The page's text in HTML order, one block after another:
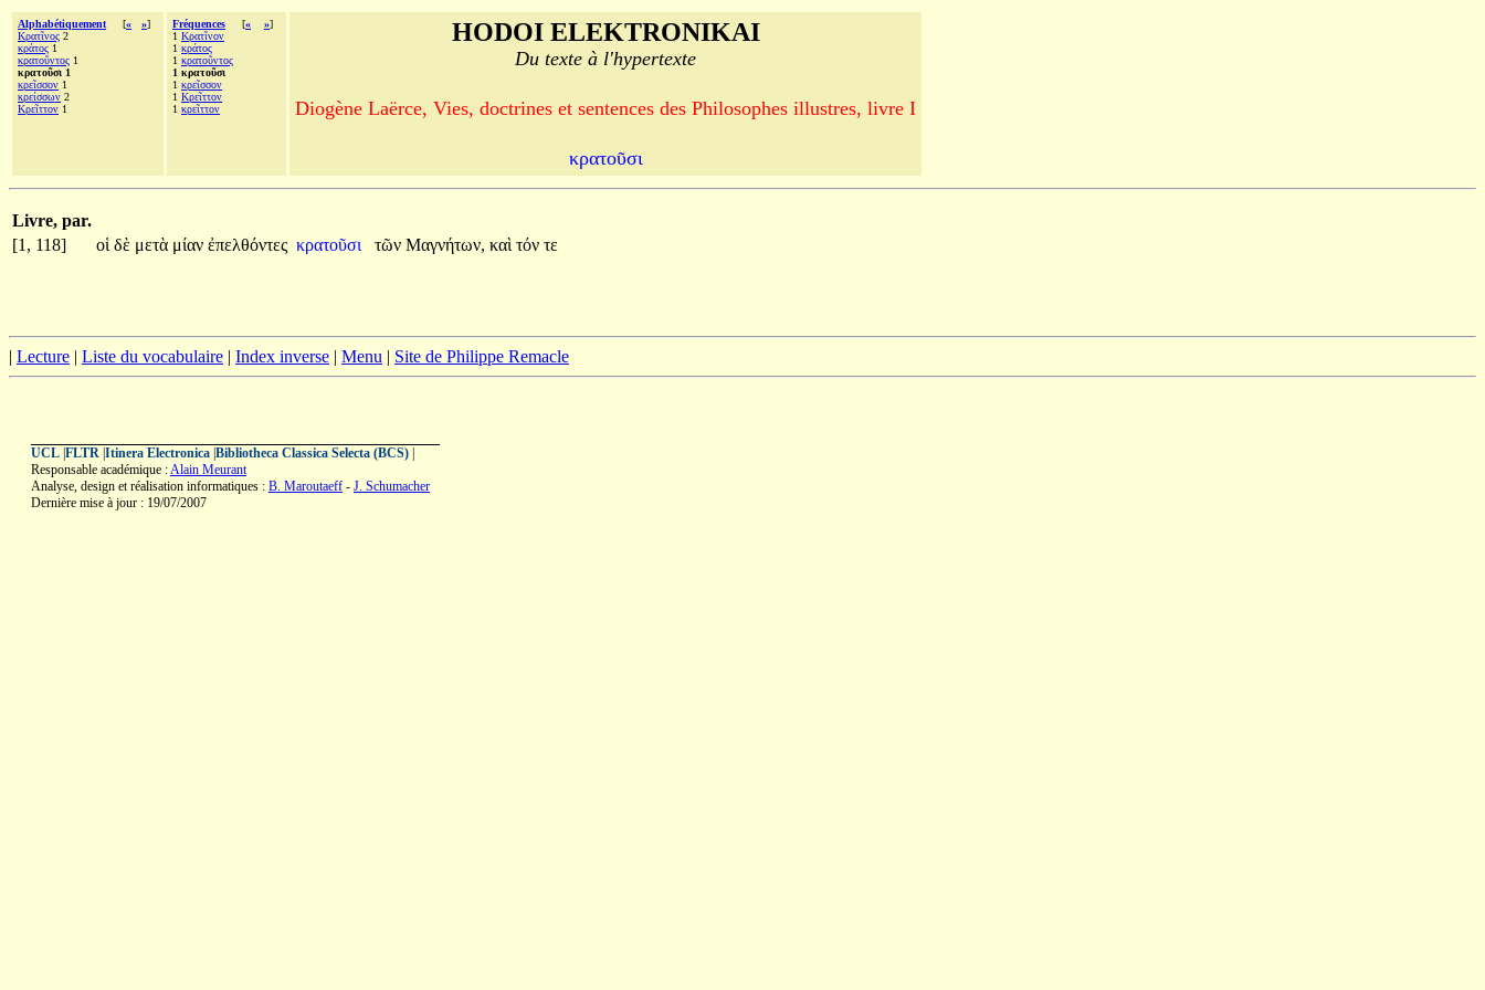
Alphabétiquement [« »]
Κρατῖνος 2
κράτος 1
κρατοῦντος 1
κρατοῦσι 1
κρεῖσσον 1
κρείσσων 2
Κρεῖττον 1
Fréquences [« »]
1 Κρατῖνον
1 κράτος
1 κρατοῦντος
1 κρατοῦσι
1 κρεῖσσον
1 Κρεῖττον
1 κρεῖττον
HODOI ELEKTRONIKAI
Du texte à l'hypertexte
Diogène Laërce, Vies, doctrines et sentences des Philosophes illustres, livre I
κρατοῦσι
Livre, par.
[1, 118]
οἱ δὲ μετὰ μίαν ἐπελθόντες κρατοῦσι τῶν Μαγνήτων, καὶ τόν τε
| Lecture | Liste du vocabulaire | Index inverse | Menu | Site de Philippe Remacle
UCL FLTR Itinera Electronica Bibliotheca Classica Selecta (BCS)
Responsable académique :Alain Meurant
Analyse, design et réalisation informatiques : B. Maroutaeff - J. Schumacher
Dernière mise à jour : 19/07/2007